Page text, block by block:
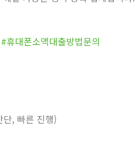
#휴대폰소액대출방법문의
단, 빠른 진행)